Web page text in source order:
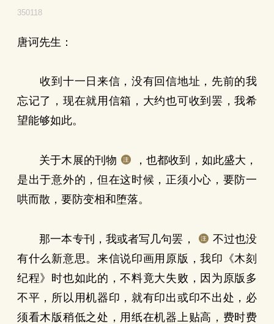
350118
唐诃先生：
收到十一日来信，没有回信地址，先前的我
忘记了，现在就用信箱，大约也可收到罢，我希
望能够如此。
关于木展的刊物
，也都收到，如此盛大，
是出于意外的，但在这时候，正须小心，要防一
哄而散，要防变相和堕落。
那一本专刊，我或者写几句罢，
不过也没
有什么新意思。来信说印画用原版，我印《木刻
纪程》时也如此的，不料竟大失败，因为原版多
不平，所以用机器印，就有印出或印不出处，必
须看木版稍低之处，用纸在机器上贴高，费时费